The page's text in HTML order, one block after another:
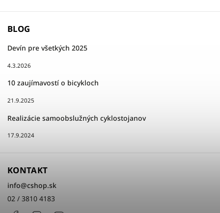
BLOG
Devín pre všetkých 2025
4.3.2026
10 zaujímavostí o bicykloch
21.9.2025
Realizácie samoobslužných cyklostojanov
17.9.2024
KONTAKT
info@cshop.sk
02 / 3810 4183